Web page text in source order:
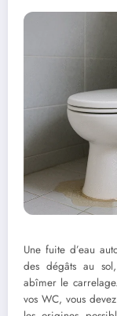
Une fuite d’eau
des dégâts au
abîmer le
vos WC, vous